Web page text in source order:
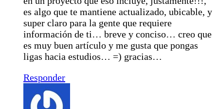
es algo que te mantiene actualizado, ubicable, y
super claro para la gente que requiere
información de ti… breve y conciso… creo que
es muy buen artículo y me gusta que pongas
ligas hacia estudios… =) gracias…
Responder